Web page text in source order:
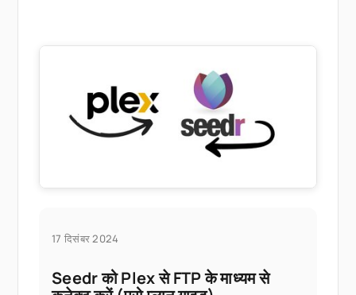
17 दिसंबर 2024
Seedr को Plex से FTP के माध्यम से